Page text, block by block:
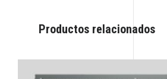
Productos relacionados